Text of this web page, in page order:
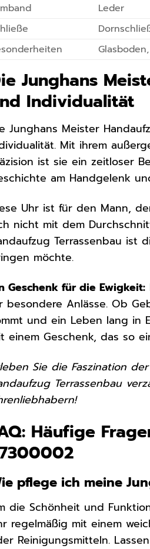
Leder
Junghans
Individualität
Junghans Meister
Mit ihrem
ist sie ein zeitloser
am Handgelenk
Uhr ist für den Mann,
nicht mit dem
Terrassenbau ist
möchte.
Geschenk für die Ewigkeit:
besondere Anlässe. Ob
und ein Leben lang in
einem Geschenk, das so
Sie die Faszination
Terrassenbau
Häufige
pflege ich meine
die Schönheit und
regelmäßig mit einem
Reinigungsmitteln.